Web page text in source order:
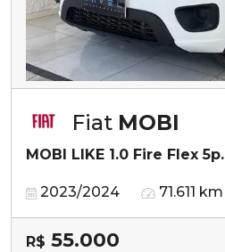
Fiat MOBI
MOBI LIKE 1.0 Fire Flex 5p.
2023/2024 71.611 km
R$ 55.000